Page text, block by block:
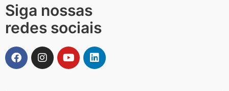
Siga nossas
redes sociais